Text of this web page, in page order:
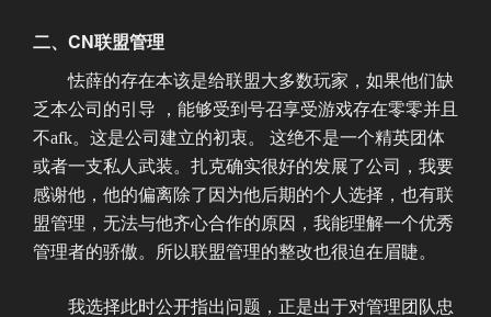
二、CN联盟管理
怯薛的存在本该是给联盟大多数玩家，如果他们缺
乏本公司的引导 ，能够受到号召享受游戏存在零零并且
不afk。这是公司建立的初衷。 这绝不是一个精英团体
或者一支私人武装。扎克确实很好的发展了公司，我要
感谢他，他的偏离除了因为他后期的个人选择，也有联
盟管理，无法与他齐心合作的原因，我能理解一个优秀
管理者的骄傲。所以联盟管理的整改也很迫在眉睫。
我选择此时公开指出问题，正是出于对管理团队忠